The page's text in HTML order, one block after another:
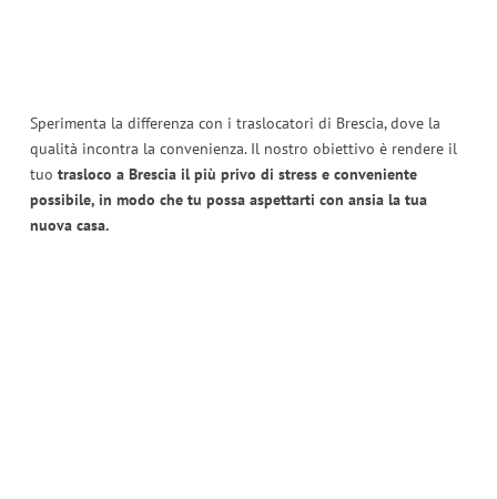
Sperimenta la differenza con i traslocatori di Brescia, dove la
qualità incontra la convenienza. Il nostro obiettivo è rendere il
tuo trasloco a Brescia il più privo di stress e conveniente
possibile, in modo che tu possa aspettarti con ansia la tua
nuova casa.